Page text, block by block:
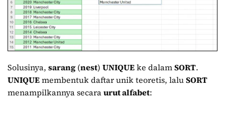
Solusinya, sarang(nest) UNIQUEke dalamSORT.
UNIQUEmembentuk daftar unik teoretis, laluSORT
menampilkannya secaraurut alfabet: